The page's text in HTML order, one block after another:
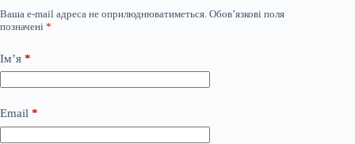
Ваша e-mail адреса не оприлюднюватиметься. Обов’язкові поля
позначені *
Ім’я *
Email *